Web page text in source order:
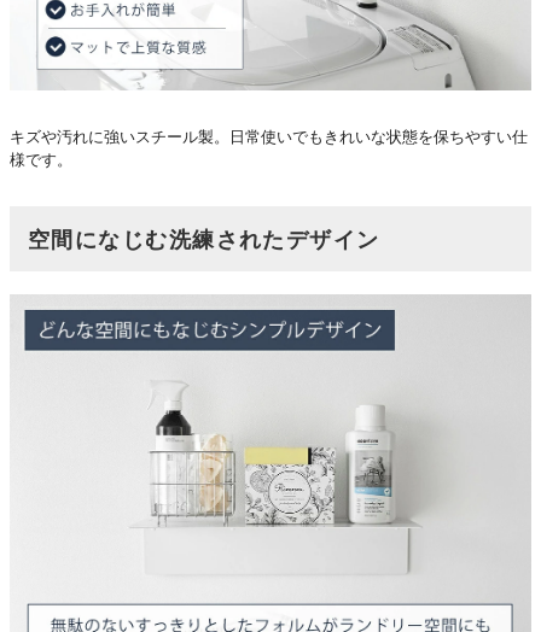
キズや汚れに強いスチール製。日常使いでもきれいな状態を保ちやすい仕
様です。
空間になじむ洗練されたデザイン